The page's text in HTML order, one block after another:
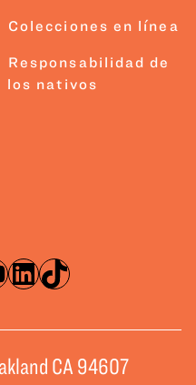
Colecciones en línea
Responsabilidad de
los nativos
LinkedIn
TikTok
CA 94607